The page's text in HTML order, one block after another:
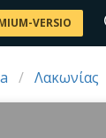
VERSIO
Λακωνίας